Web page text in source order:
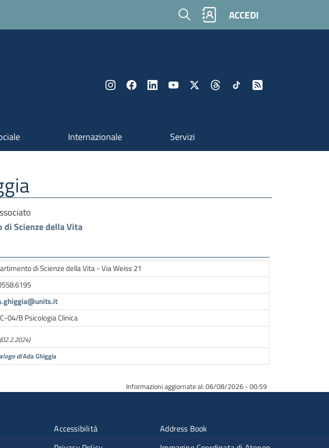
Cerca ACCEDI
Internazionale Servizi
Scienze della Vita
di Scienze della Vita - Via Weiss 21
04/B Psicologia Clinica
(02.2.2024)
diAda Ghiggia
Informazioni aggiornate al: 06/08/2026 - 00:59
Menù riferimenti
Accessibilità
Menu portale
Address Book